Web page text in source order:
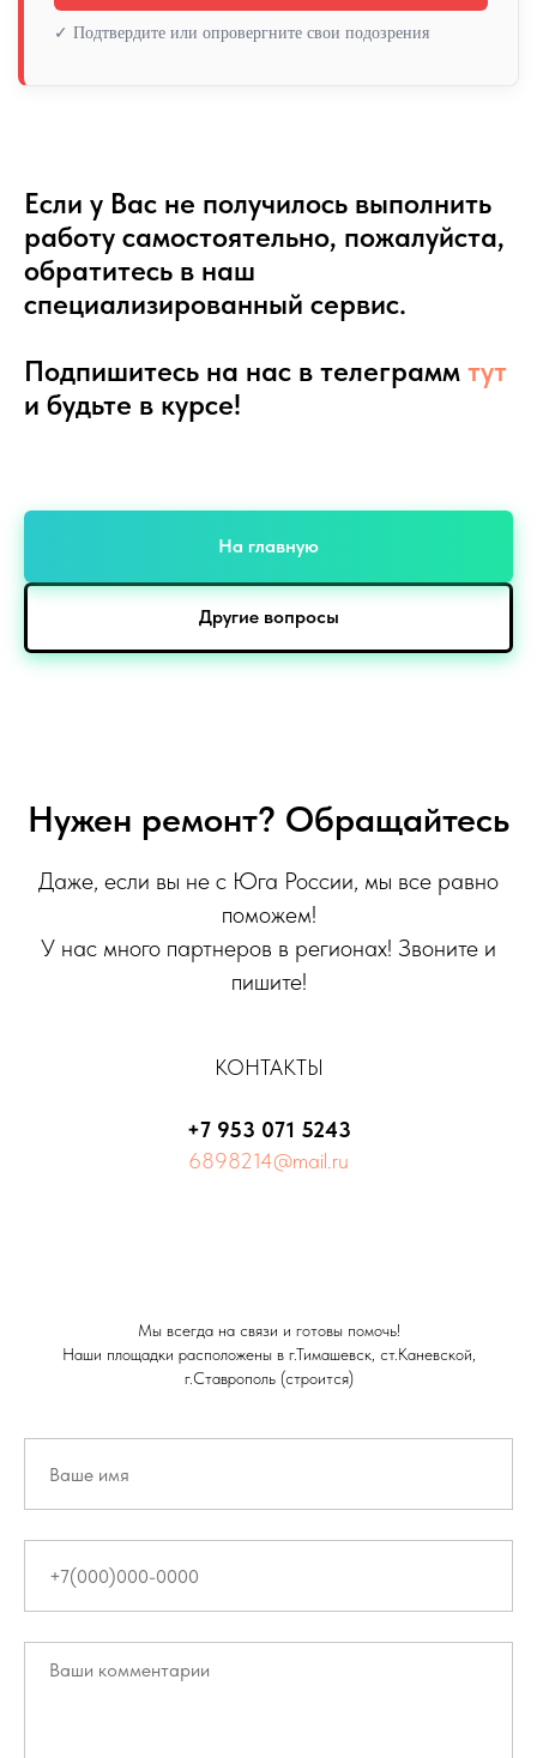
✓ Подтвердите или опровергните свои подозрения
Если у Вас не получилось выполнить
работу самостоятельно, пожалуйста,
обратитесь в наш
специализированный сервис.
Подпишитесь на нас в телеграмм тут
и будьте в курсе!
На главную
Другие вопросы
Нужен ремонт? Обращайтесь
Даже, если вы не с Юга России, мы все равно
поможем!
У нас много партнеров в регионах! Звоните и
пишите!
КОНТАКТЫ
+7 953 071 5243
6898214@mail.ru
Мы всегда на связи и готовы помочь!
Наши площадки расположены в г.Тимашевск, ст.Каневской,
г.Ставрополь (строится)